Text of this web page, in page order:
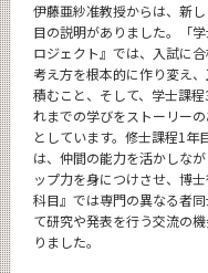
伊藤亜紗准教授からは、新
目の説明がありました。「
ロジェクト』では、入試に
考え方を根本的に作り変え
積むこと、そして、学士課
れまでの学びをストーリー
としています。修士課程1年
は、仲間の能力を活かしな
ップ力を身につけさせ、博
科目』では専門の異なる者
て研究や発表を行う交流の
りました。